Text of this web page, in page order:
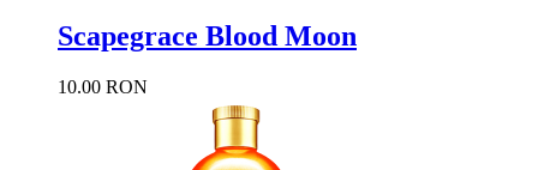
Scapegrace Blood Moon
10.00 RON